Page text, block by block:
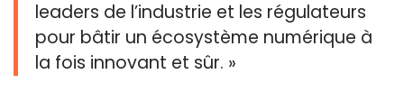
leaders de l’industrie et les régulateurs
pour bâtir un écosystème numérique à
la fois innovant et sûr. »